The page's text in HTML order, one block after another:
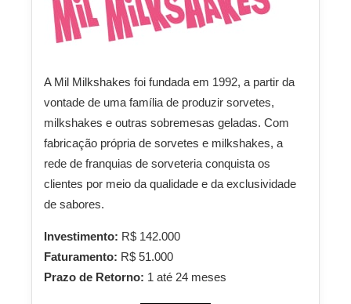
A Mil Milkshakes foi fundada em 1992, a partir da
vontade de uma família de produzir sorvetes,
milkshakes e outras sobremesas geladas. Com
fabricação própria de sorvetes e milkshakes, a
rede de franquias de sorveteria conquista os
clientes por meio da qualidade e da exclusividade
de sabores.
Investimento: R$ 142.000
Faturamento: R$ 51.000
Prazo de Retorno: 1 até 24 meses